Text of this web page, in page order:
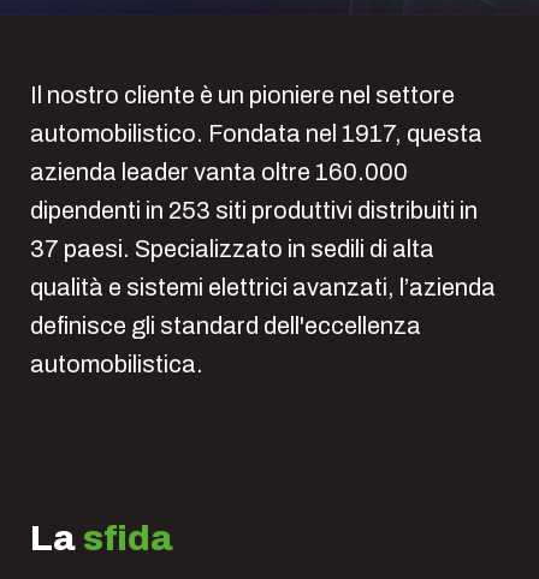
Il nostro cliente è un pioniere nel settore
automobilistico. Fondata nel 1917, questa
azienda leader vanta oltre 160.000
dipendenti in 253 siti produttivi distribuiti in
37 paesi. Specializzato in sedili di alta
qualità e sistemi elettrici avanzati, l’azienda
definisce gli standard dell'eccellenza
automobilistica.
La sfida